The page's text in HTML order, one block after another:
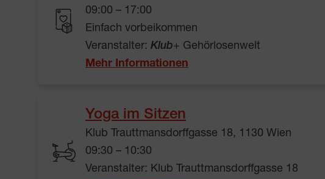
09:00 – 17:00
Einfach vorbeikommen
Veranstalter: Klub+ Gehörlosenwelt
Mehr Informationen
Yoga im Sitzen
Klub Trauttmansdorffgasse 18, 1130 Wien
09:30 – 10:30
Veranstalter: Klub Trauttmansdorffgasse 18